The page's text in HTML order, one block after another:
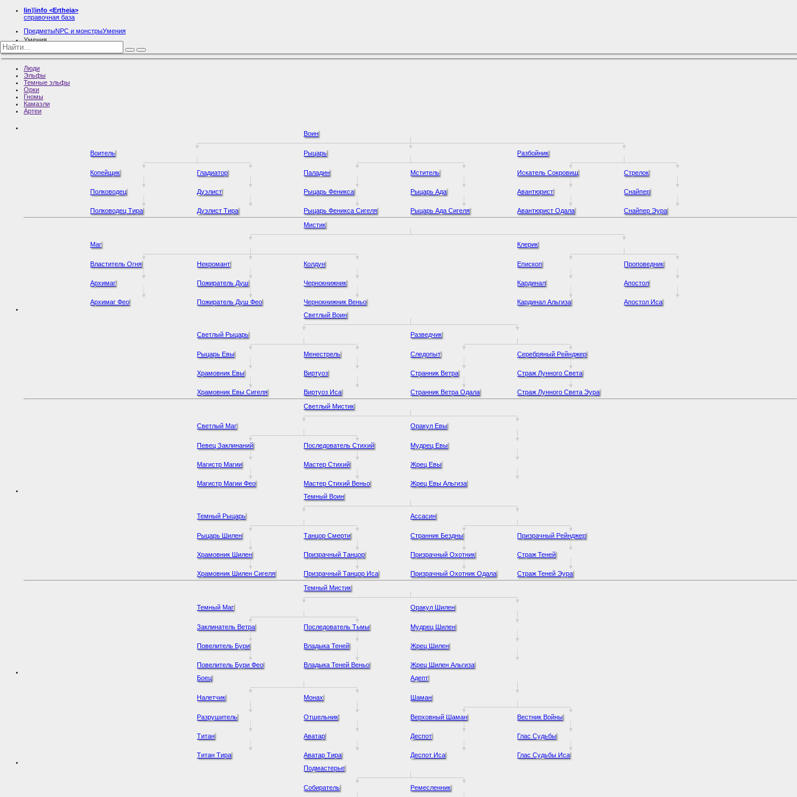
lin][info <Ertheia>
справочная база
ПредметыNPC и монстрыУмения
Умения
Люди
Эльфы
Темные эльфы
Орки
Гномы
Камаэли
Артеи
Воин
Воитель Рыцарь Разбойник
Копейщик Гладиатор Паладин Мститель Искатель Сокровищ Стрелок
Полководец Дуэлист Рыцарь Феникса Рыцарь Ада Авантюрист Снайпер
Полководец Тира Дуэлист Тира Рыцарь Феникса Сигеля Рыцарь Ада Сигеля Авантюрист Одала
Снайпер Эура
Мистик
Маг Клерик
Властитель Огня Некромант Колдун Епископ Проповедник
Архимаг Пожиратель Душ Чернокнижник Кардинал Апостол
Архимаг Фео Пожиратель Душ Фео Чернокнижник Веньо Кардинал Альгиза
Апостол Иса
Светлый Воин
Светлый Рыцарь Разведчик
Рыцарь Евы Менестрель Следопыт Серебряный Рейнджер
Храмовник Евы Виртуоз Странник Ветра Страж Лунного Света
Храмовник Евы Сигеля Виртуоз Иса Странник Ветра Одала
Страж Лунного Света Эура
Светлый Мистик
Светлый Маг Оракул Евы
Певец Заклинаний Последователь Стихий Мудрец Евы
Магистр Магии Мастер Стихий Жрец Евы
Магистр Магии Фео Мастер Стихий Веньо
Жрец Евы Альгиза
Темный Воин
Темный Рыцарь Ассасин
Рыцарь Шилен Танцор Смерти Странник Бездны Призрачный Рейнджер
Храмовник Шилен Призрачный Танцор Призрачный Охотник Страж Теней
Храмовник Шилен Сигеля Призрачный Танцор Иса Призрачный Охотник Одала
Страж Теней Эура
Темный Мистик
Темный Маг Оракул Шилен
Заклинатель Ветра Последователь Тьмы Мудрец Шилен
Повелитель Бури Владыка Теней Жрец Шилен
Повелитель Бури Фео Владыка Теней Веньо
Жрец Шилен Альгиза
Боец
Адепт
Налетчик Монах Шаман
Разрушитель Отшельник Верховный Шаман Вестник Войны
Титан Аватар Деспот Глас Судьбы
Титан Тира Аватар Тира Деспот Иса
Глас Судьбы Иса
Подмастерье
Собиратель Ремесленник